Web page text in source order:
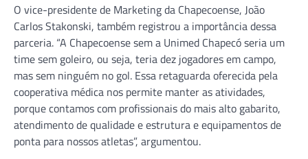
O vice-presidente de Marketing da Chapecoense, João
Carlos Stakonski, também registrou a importância dessa
parceria. “A Chapecoense sem a Unimed Chapecó seria um
time sem goleiro, ou seja, teria dez jogadores em campo,
mas sem ninguém no gol. Essa retaguarda oferecida pela
cooperativa médica nos permite manter as atividades,
porque contamos com profissionais do mais alto gabarito,
atendimento de qualidade e estrutura e equipamentos de
ponta para nossos atletas”, argumentou.